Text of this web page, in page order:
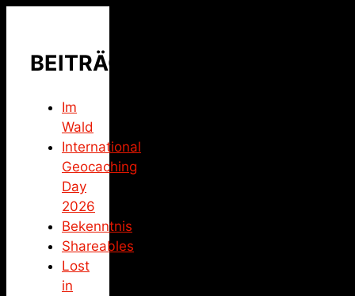
BEITRÄGE
Im
Wald
International
Geocaching
Day
2026
Bekenntnis
Shareables
Lost
in